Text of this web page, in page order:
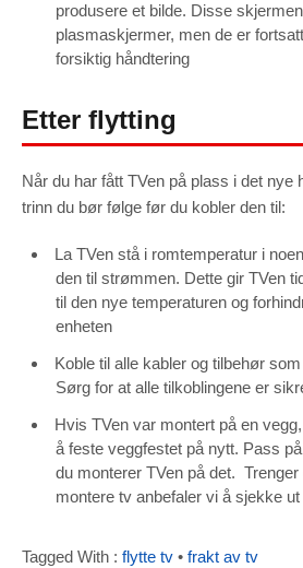
produsere et bilde. Disse
plasmaskjermer, men de er
forsiktig håndtering
Etter flytting
Når du har fått TVen på plass i det nye
trinn du bør følge før du kobler den til:
La TVen stå i romtemperatur i
den til strømmen. Dette gir TVen
til den nye temperaturen og
enheten
Koble til alle kabler og tilbehør
Sørg for at alle tilkoblingene er
Hvis TVen var montert på en
å feste veggfestet på nytt. Pass
du monterer TVen på det. Trenger
montere tv anbefaler vi å sjekke ut
Tagged With : flytte tv • frakt av tv